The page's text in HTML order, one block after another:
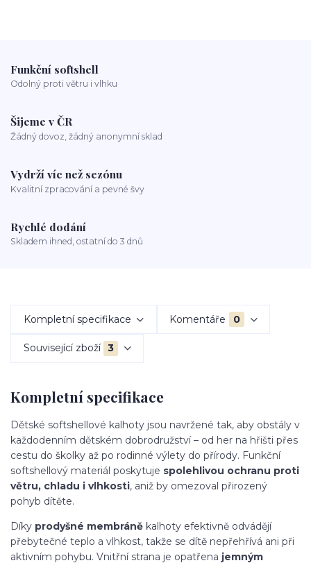
Funkční softshell
Odolný proti větru i vlhku
Šijeme v ČR
Žádný dovoz, žádný anonymní sklad
Vydrží víc než sezónu
Kvalitní zpracování a pevné švy
Rychlé dodání
Skladem ihned, ostatní do 3 dnů
Kompletní specifikace Komentáře 0
Související zboží 3
Kompletní specifikace
Dětské softshellové kalhoty jsou navržené tak, aby obstály v
každodenním dětském dobrodružství – od her na hřišti přes
cestu do školky až po rodinné výlety do přírody. Funkční
softshellový materiál poskytuje spolehlivou ochranu proti
větru, chladu i vlhkosti, aniž by omezoval přirozený
pohyb dítěte.
Díky prodyšné membráně kalhoty efektivně odvádějí
přebytečné teplo a vlhkost, takže se dítě nepřehřívá ani při
aktivním pohybu. Vnitřní strana je opatřena jemným